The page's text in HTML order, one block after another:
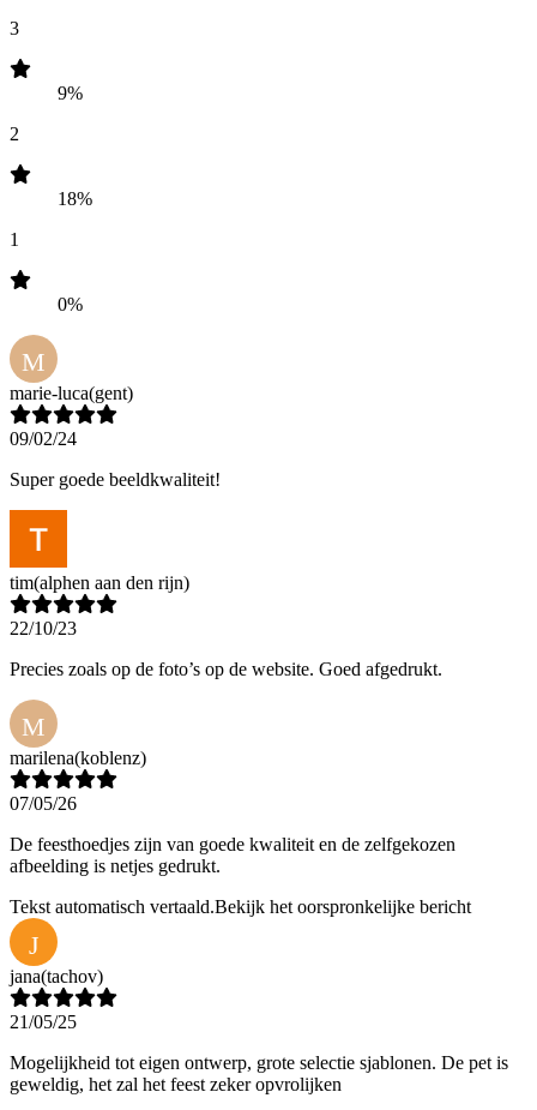
3
9%
2
18%
1
0%
M
marie-luca(gent)
09/02/24
Super goede beeldkwaliteit!
tim(alphen aan den rijn)
22/10/23
Precies zoals op de foto’s op de website. Goed afgedrukt.
M
marilena(koblenz)
07/05/26
De feesthoedjes zijn van goede kwaliteit en de zelfgekozen
afbeelding is netjes gedrukt.
Tekst automatisch vertaald.Bekijk het oorspronkelijke bericht
J
jana(tachov)
21/05/25
Mogelijkheid tot eigen ontwerp, grote selectie sjablonen. De pet is
geweldig, het zal het feest zeker opvrolijken